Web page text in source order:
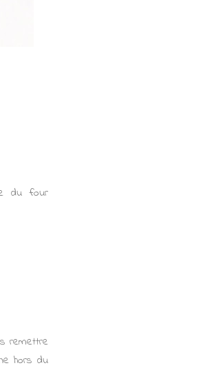
du four
remettre
hors du